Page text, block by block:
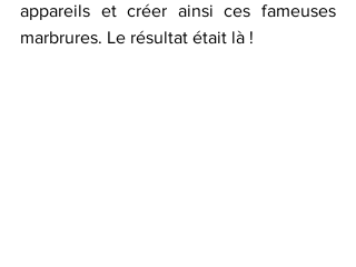
appareils et créer ainsi ces fameuses
marbrures. Le résultat était là !